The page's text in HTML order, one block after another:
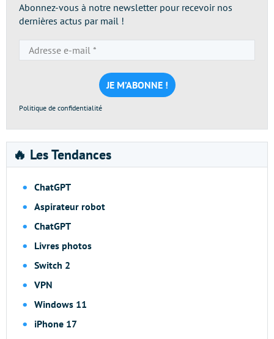
Abonnez-vous à notre newsletter pour recevoir nos
dernières actus par mail !
e-
mail
*
Politique de confidentialité
🔥 Les Tendances
ChatGPT
Aspirateur robot
ChatGPT
Livres photos
Switch 2
VPN
Windows 11
iPhone 17